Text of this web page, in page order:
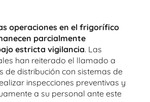
operaciones en el frigorífico
parcialmente
estricta vigilancia. Las
han reiterado el llamado a
de distribución con sistemas de
inspecciones preventivas y
a su personal ante este